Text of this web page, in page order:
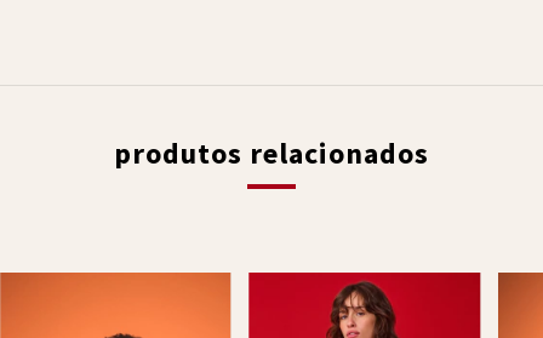
produtos relacionados